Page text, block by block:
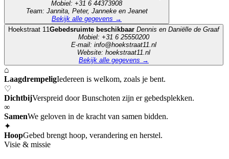
Mobiel: +31 6 44373908
Team: Jannita, Peter, Janneke en Jeanet
Bekijk alle gegevens →
Hoekstraat 11Gebedsruimte beschikbaar Dennis en Daniëlle de Graaf
Mobiel: +31 6 25550200
E-mail: info@hoekstraat11.nl
Website: hoekstraat11.nl
Bekijk alle gegevens →
⌂
LaagdrempeligIedereen is welkom, zoals je bent.
♡
DichtbijVerspreid door Bunschoten zijn er gebedsplekken.
∞
SamenWe geloven in de kracht van samen bidden.
✦
HoopGebed brengt hoop, verandering en herstel.
Visie & missie